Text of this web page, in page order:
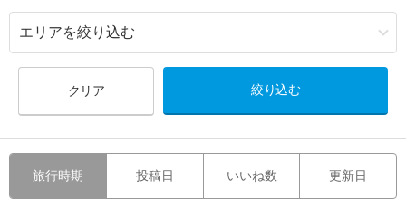
クリア
旅行時期 投稿日 いいね数 更新日